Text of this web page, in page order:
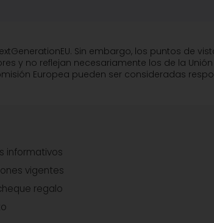
Sin embargo, los puntos de
y no reflejan necesariamente los de la
Europea pueden ser consideradas
informativos
vigentes
regalo